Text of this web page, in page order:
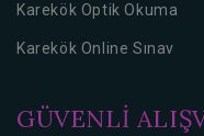
Karekök Optik Okuma
Karekök Online Sınav
GÜVENLİ